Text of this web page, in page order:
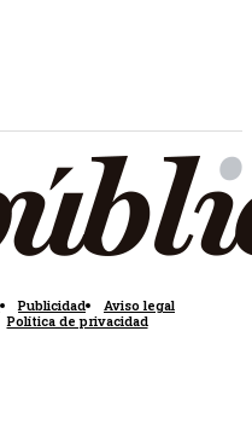
Publicidad
Aviso legal
Política de privacidad